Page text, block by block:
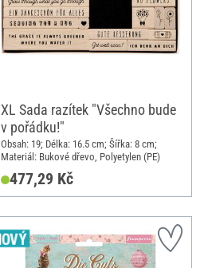
XL Sada razítek "Všechno bude
v pořádku!"
Obsah: 19; Délka: 16.5 cm; Šířka: 8 cm;
Materiál: Bukové dřevo, Polyetylen (PE)
477,29 Kč